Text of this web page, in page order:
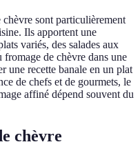
chèvre sont particulièrement
Ils apportent une
variés, des salades aux
de chèvre dans une
une recette banale en un plat
de chefs et de gourmets, le
affiné dépend souvent du
chèvre